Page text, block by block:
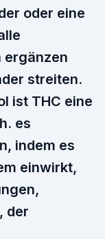
oder eine
ergänzen
streiten.
ist THC eine
es
indem es
einwirkt,
der